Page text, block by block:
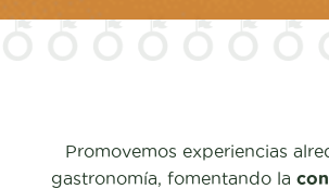
Promovemos experiencias
gastronomía, fomentando la